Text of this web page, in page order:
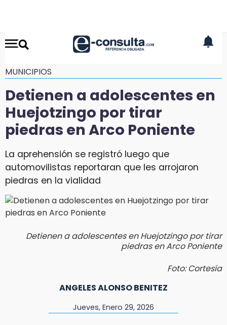
MUNICIPIOS
Detienen a adolescentes en
Huejotzingo por tirar
piedras en Arco Poniente
La aprehensión se registró luego que
automovilistas reportaran que les arrojaron
piedras en la vialidad
Detienen a adolescentes en Huejotzingo por tirar
piedras en Arco Poniente
Foto: Cortesía
ANGELES ALONSO BENITEZ
Jueves, Enero 29, 2026